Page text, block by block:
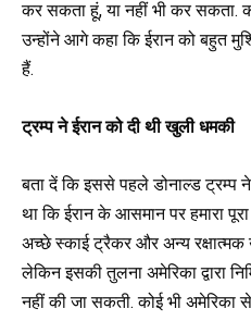
कर सकता हूं, या नहीं भी कर सकता.
उन्होंने आगे कहा कि ईरान को बहुत
हैं.
ट्रम्प ने ईरान को दी थी खुली धमकी
बता दें कि इससे पहले डोनाल्ड ट्रम्प
था कि ईरान के आसमान पर हमारा
अच्छे स्काई ट्रैकर और अन्य
लेकिन इसकी तुलना अमेरिका द्वारा
नहीं की जा सकती. कोई भी अमेरिका